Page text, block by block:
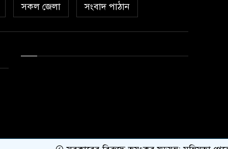
সকল জেলা সংবাদ পাঠান